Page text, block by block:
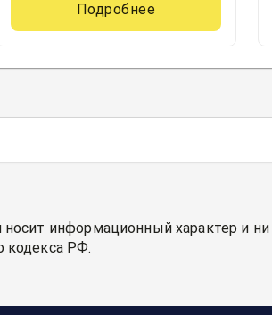
Подробнее
информационный характер и
кодекса РФ.